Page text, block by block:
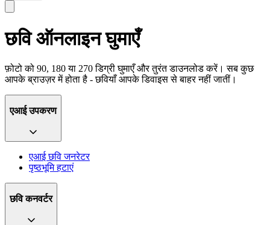
छवि ऑनलाइन घुमाएँ
फ़ोटो को 90, 180 या 270 डिग्री घुमाएँ और तुरंत डाउनलोड करें। सब कुछ
आपके ब्राउज़र में होता है - छवियाँ आपके डिवाइस से बाहर नहीं जातीं।
एआई उपकरण
एआई छवि जनरेटर
पृष्ठभूमि हटाएं
छवि कनवर्टर